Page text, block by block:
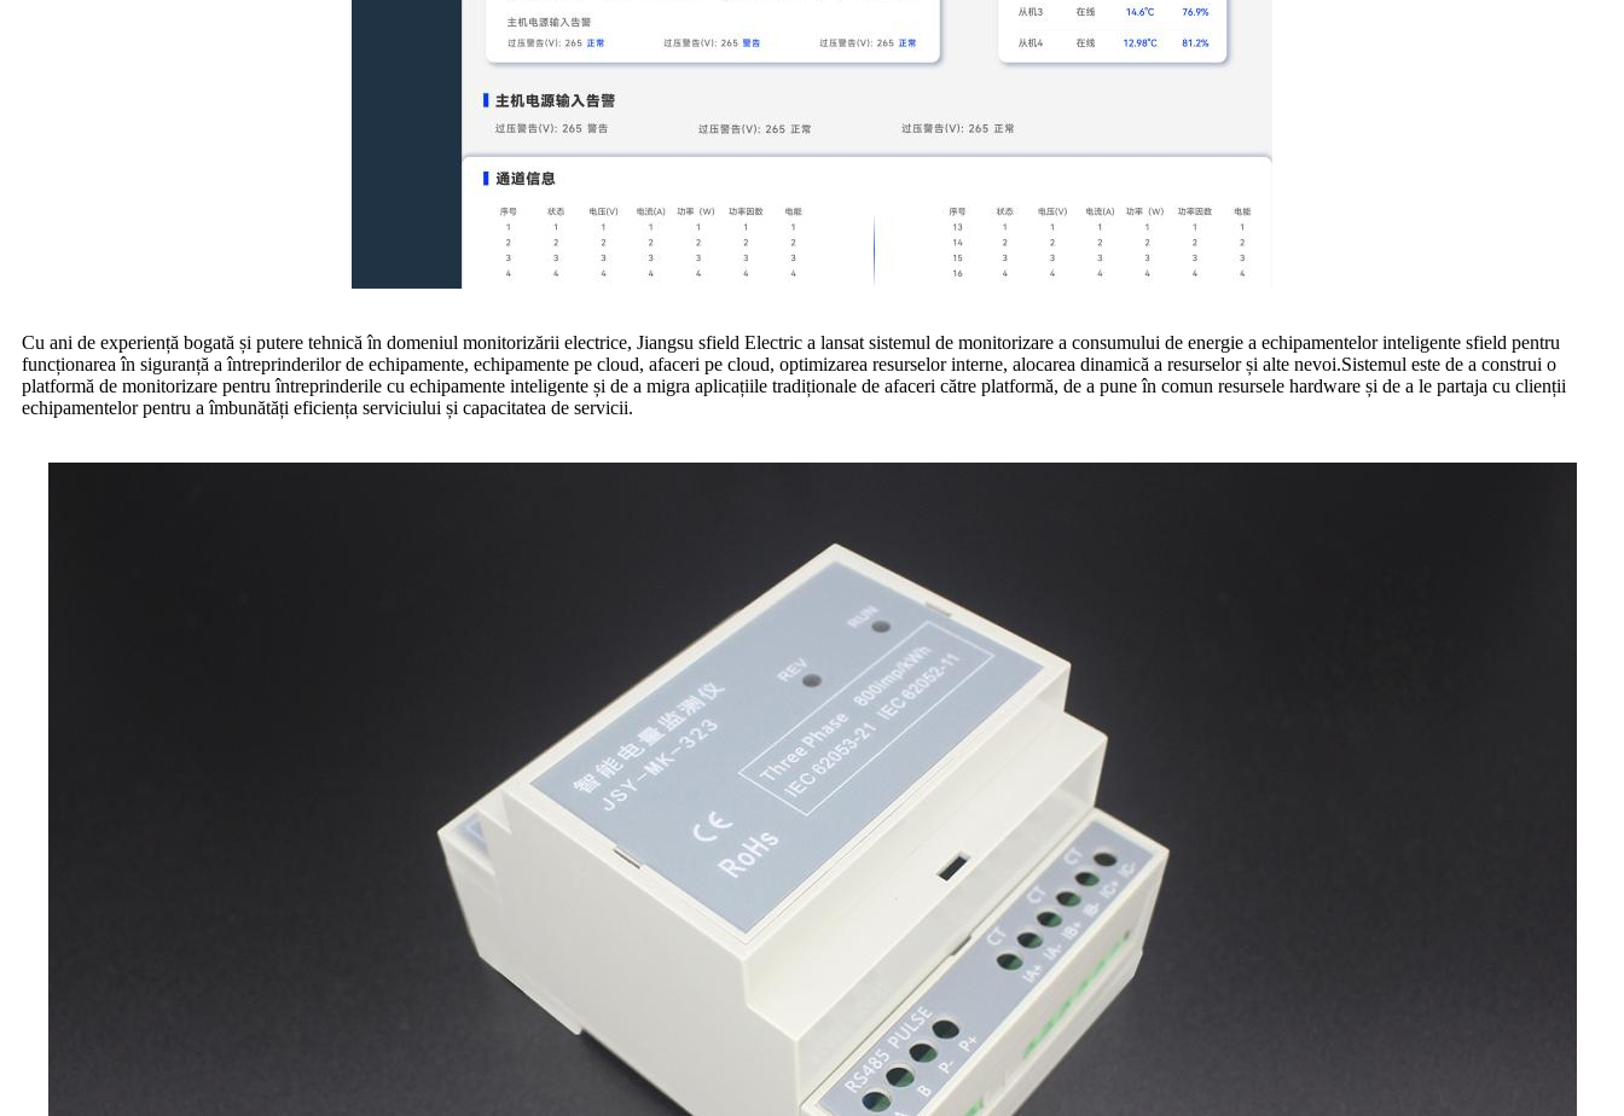
Cu ani de experiență bogată și putere tehnică în domeniul monitorizării electrice, Jiangsu sfield Electric a lansat sistemul de monitorizare a consumului de energie a echipamentelor inteligente sfield pentru
funcționarea în siguranță a întreprinderilor de echipamente, echipamente pe cloud, afaceri pe cloud, optimizarea resurselor interne, alocarea dinamică a resurselor și alte nevoi.Sistemul este de a construi o
platformă de monitorizare pentru întreprinderile cu echipamente inteligente și de a migra aplicațiile tradiționale de afaceri către platformă, de a pune în comun resursele hardware și de a le partaja cu clienții
echipamentelor pentru a îmbunătăți eficiența serviciului și capacitatea de servicii.